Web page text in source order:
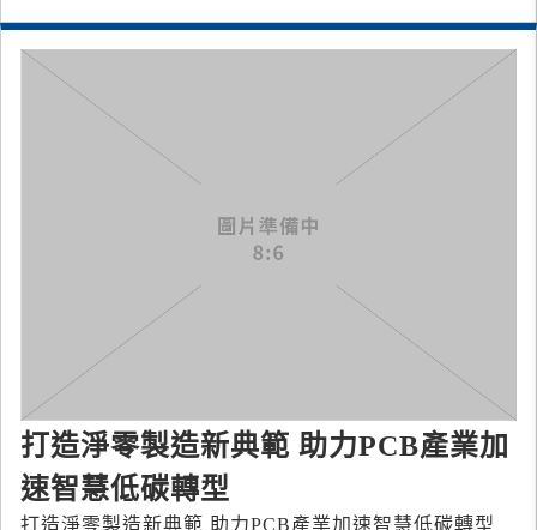
打造淨零製造新典範 助力PCB產業加
速智慧低碳轉型
打造淨零製造新典範 助力PCB產業加速智慧低碳轉型